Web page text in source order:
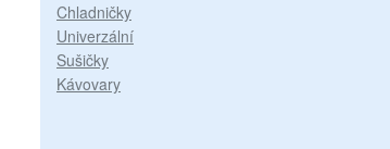
Chladničky
Univerzální
Sušičky
Kávovary